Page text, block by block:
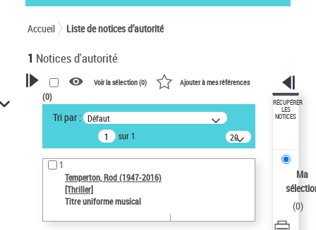
Accueil Liste de notices d’autorité
1 Notices d'autorité
VOTRE RECHERCHE
Recherche avancée dans les
notices d’autorité
Œuvres liées à l'auteur :
Temperton, Rod (1947-2016)
Auteur d’œuvre
Voir la sélection (0) Ajouter à mes références
(0)
Tri par : Défaut
sur 1
20
résultats/page
1
Temperton, Rod (1947-2016)
[Thriller]
Titre uniforme musical
RÉCUPÉRER
LES
NOTICES
Ma
(0)